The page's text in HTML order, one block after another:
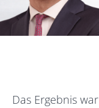
Das Ergebnis